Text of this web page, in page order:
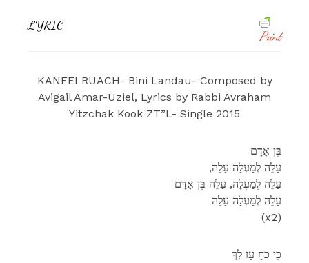
LYRIC
Print
KANFEI RUACH- Bini Landau- Composed by
Avigail Amar-Uziel, Lyrics by Rabbi Avraham
Yitzchak Kook ZT”L- Single 2015
בֶּן אָדָם
,עַלֵה לְמַעְלָה עַלֵה
עַלֵה לְמַעְלָה, עַלֵה בֶּן אָדָם
עַלֵה לְמַעְלָה עַלֵה
(x2)
כִּי כֹּחַ עַז לְךָ